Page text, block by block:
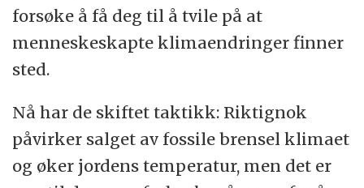
forsøke å få deg til å tvile på at
menneskeskapte klimaendringer finner
sted.
Nå har de skiftet taktikk: Riktignok
påvirker salget av fossile brensel klimaet
og øker jordens temperatur, men det er